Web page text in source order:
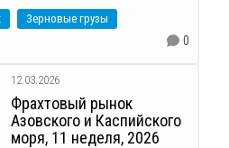
Зерновые грузы
0
12.03.2026
Фрахтовый рынок
Азовского и Каспийского
моря, 11 неделя, 2026